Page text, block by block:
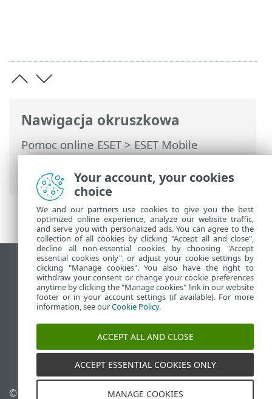
Nawigacja okruszkowa
Pomoc online ESET>ESET Mobile
Security>Praca z ESET Mobile Security >
Raport zabezpieczeń
Wyświetl witrynę internetową dla
komputerów
End of Life
Baza wiedzy ESET
Forum ESET
ESET Status Portal
Pomoc regionalna
© ESET, spol. s Zarządzaj plikami cookie
Your account, your cookies
choice
We and our partners use cookies to give you the best
optimized online experience, analyze our website traffic,
and serve you with personalized ads. You can agree to the
collection of all cookies by clicking "Accept all and close",
decline all non-essential cookies by choosing "Accept
essential cookies only", or adjust your cookie settings by
clicking "Manage cookies". You also have the right to
withdraw your consent or change your cookie preferences
anytime by clicking the "Manage cookies" link in our website
footer or in your account settings (if available). For more
information, see ourCookie Policy.
ACCEPT ALL AND CLOSE
ACCEPT ESSENTIAL COOKIES ONLY
MANAGE COOKIES